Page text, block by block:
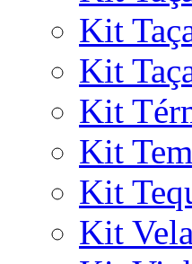
Kit
Kit
Kit
Kit
Kit
Kit